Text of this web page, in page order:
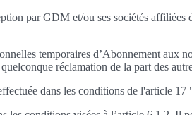
par GDM et/ou ses sociétés
temporaires d’Abonnement aux
réclamation de la part des
dans les conditions de l'article